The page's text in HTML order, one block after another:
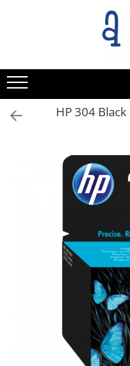
Benzi pentru etichete
Cartuse de cerneala
Cartuse toner
Unitate cilindru (Drum
HP 304